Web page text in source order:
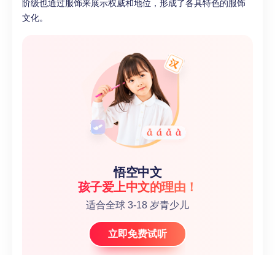
阶级也通过服饰来展示权威和地位，形成了各具特色的服饰
文化。
悟空中文
孩子爱上中文的理由！
适合全球 3-18 岁青少儿
立即免费试听